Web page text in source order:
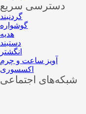
دسترسی سریع
گردنبند
گوشواره
هدیه
دستبند
انگشتر
آویز ساعت و چرم
اکسسوری
شبکه‌های اجتماعی